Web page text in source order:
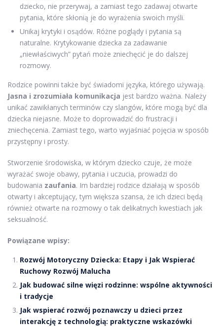
dziecko, nie przerywaj, a zamiast tego zadawaj otwarte
pytania, które skłonią je do wyrażenia swoich myśli.
Unikaj krytyki i osądów. Różne poglądy i pytania są
naturalne. Krytykowanie dziecka za zadawanie
„niewłaściwych” pytań może zniechęcić je do dalszej
rozmowy.
Rodzice powinni także być świadomi języka, którego używają.
Jasna i zrozumiała komunikacja jest bardzo ważna. Należy
unikać zawikłanych terminów czy slangów, które mogą być dla
dziecka niejasne. Może to doprowadzić do frustracji i
zniechęcenia. Zamiast tego, warto wyjaśniać pojęcia w sposób
przystępny i prosty.
Stworzenie środowiska, w którym dziecko czuje, że może
wyrażać swoje obawy, pytania i uczucia, prowadzi do
budowania zaufania. Im bardziej rodzice działają w sposób
otwarty i akceptujący, tym większa szansa, że ich dzieci będą
również otwarte na rozmowy o tak delikatnych kwestiach jak
seksualność.
Powiązane wpisy:
Rozwój Motoryczny Dziecka: Etapy i Jak Wspierać
Ruchowy Rozwój Malucha
Jak budować silne więzi rodzinne: wspólne aktywności
i tradycje
Jak wspierać rozwój poznawczy u dzieci przez
interakcję z technologią: praktyczne wskazówki